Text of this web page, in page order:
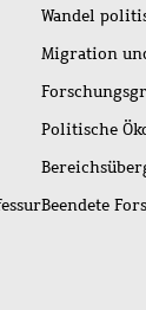
Wandel
Migration
Politische
Beendete